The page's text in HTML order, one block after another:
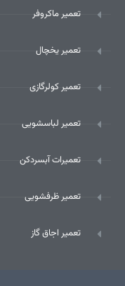
تعمیر ماکروفر
تعمیر یخچال
تعمیر کولرگازی
تعمیر لباسشویی
تعمیرات آبسردکن
تعمیر ظرفشویی
تعمیر اجاق گاز